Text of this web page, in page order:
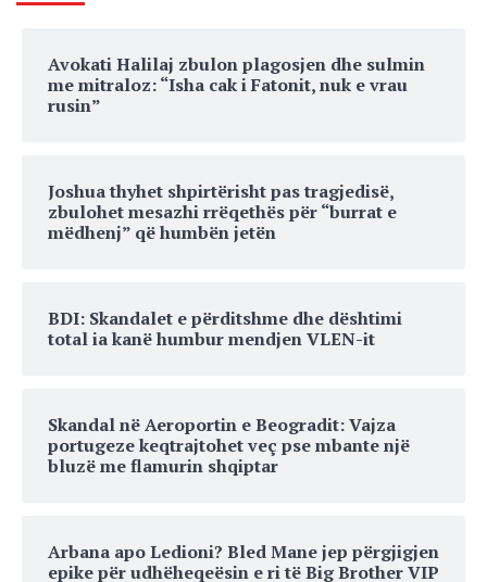
Avokati Halilaj zbulon plagosjen dhe sulmin
me mitraloz: “Isha cak i Fatonit, nuk e vrau
rusin”
Joshua thyhet shpirtërisht pas tragjedisë,
zbulohet mesazhi rrëqethës për “burrat e
mëdhenj” që humbën jetën
BDI: Skandalet e përditshme dhe dështimi
total ia kanë humbur mendjen VLEN-it
Skandal në Aeroportin e Beogradit: Vajza
portugeze keqtrajtohet veç pse mbante një
bluzë me flamurin shqiptar
Arbana apo Ledioni? Bled Mane jep përgjigjen
epike për udhëheqeësin e ri të Big Brother VIP